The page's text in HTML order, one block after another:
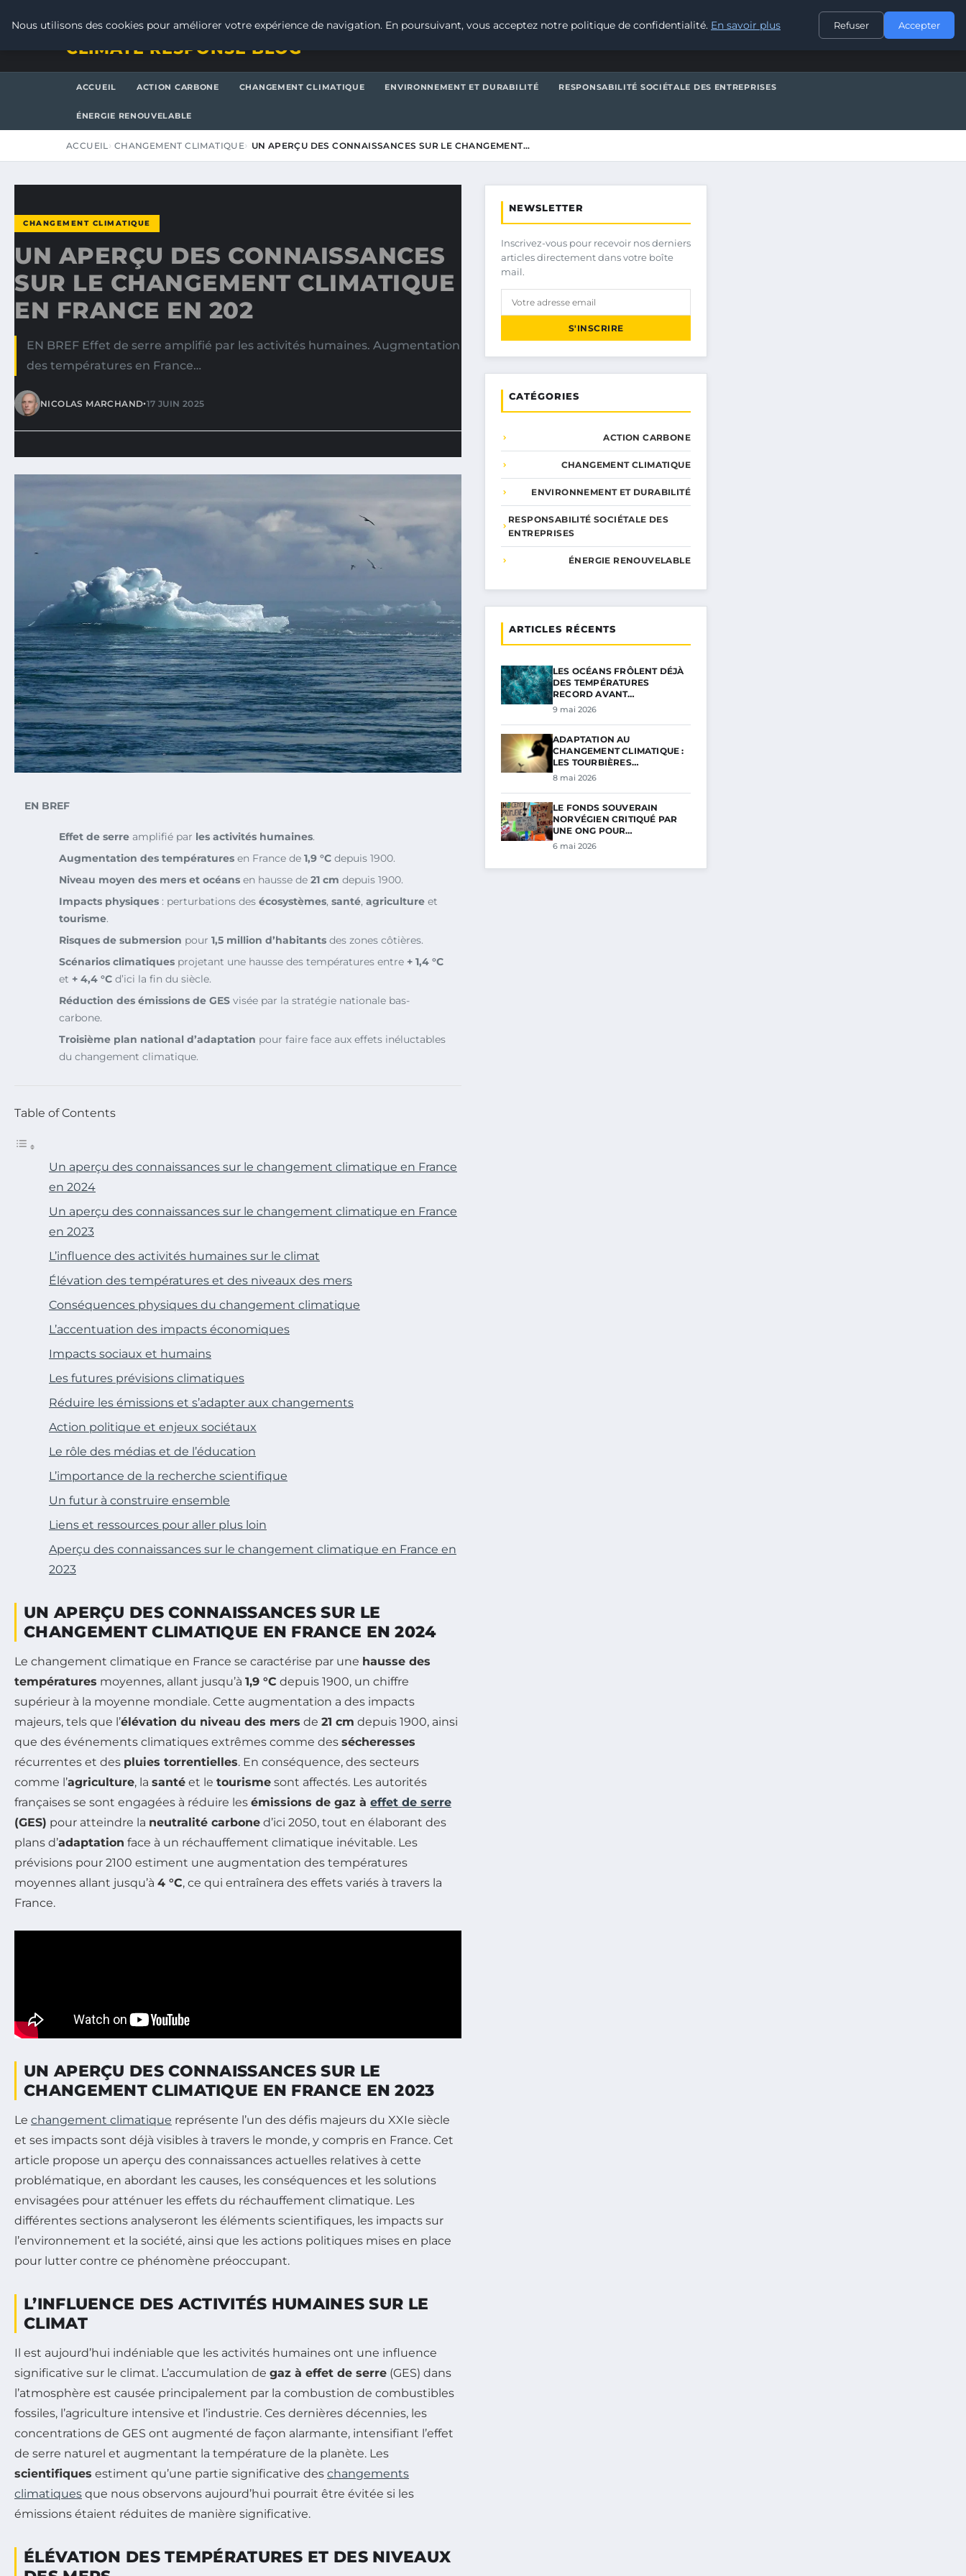
CONTACT
CLIMATE RESPONSE BLOG
ACCUEIL ACTION CARBONE CHANGEMENT CLIMATIQUE ENVIRONNEMENT ET DURABILITÉ RESPONSABILITÉ SOCIÉTALE DES ENTREPRISES
ÉNERGIE RENOUVELABLE
ACCUEIL CHANGEMENT CLIMATIQUE UN APERÇU DES CONNAISSANCES SUR LE CHANGEMENT…
CHANGEMENT CLIMATIQUE
UN APERÇU DES CONNAISSANCES
SUR LE CHANGEMENT CLIMATIQUE
EN FRANCE EN 202
EN BREF Effet de serre amplifié par les activités humaines. Augmentation
des températures en France…
NICOLAS MARCHAND•17 JUIN 2025
EN BREF
Effet de serre amplifié par les activités humaines.
Augmentation des températures en France de 1,9 °C depuis 1900.
Niveau moyen des mers et océans en hausse de 21 cm depuis 1900.
Impacts physiques : perturbations des écosystèmes, santé, agriculture et
tourisme.
Risques de submersion pour 1,5 million d’habitants des zones côtières.
Scénarios climatiques projetant une hausse des températures entre + 1,4 °C
et + 4,4 °C d’ici la fin du siècle.
Réduction des émissions de GES visée par la stratégie nationale bas-
carbone.
Troisième plan national d’adaptation pour faire face aux effets inéluctables
du changement climatique.
Table of Contents
Un aperçu des connaissances sur le changement climatique en France
en 2024
Un aperçu des connaissances sur le changement climatique en France
en 2023
L’influence des activités humaines sur le climat
Élévation des températures et des niveaux des mers
Conséquences physiques du changement climatique
L’accentuation des impacts économiques
Impacts sociaux et humains
Les futures prévisions climatiques
Réduire les émissions et s’adapter aux changements
Action politique et enjeux sociétaux
Le rôle des médias et de l’éducation
L’importance de la recherche scientifique
Un futur à construire ensemble
Liens et ressources pour aller plus loin
Aperçu des connaissances sur le changement climatique en France en
2023
UN APERÇU DES CONNAISSANCES SUR LE
CHANGEMENT CLIMATIQUE EN FRANCE EN 2024
Le changement climatique en France se caractérise par une hausse des
températures moyennes, allant jusqu’à 1,9 °C depuis 1900, un chiffre
supérieur à la moyenne mondiale. Cette augmentation a des impacts
majeurs, tels que l’élévation du niveau des mers de 21 cm depuis 1900, ainsi
que des événements climatiques extrêmes comme des sécheresses
récurrentes et des pluies torrentielles. En conséquence, des secteurs
comme l’agriculture, la santé et le tourisme sont affectés. Les autorités
françaises se sont engagées à réduire les émissions de gaz à effet de serre
(GES) pour atteindre la neutralité carbone d’ici 2050, tout en élaborant des
plans d’adaptation face à un réchauffement climatique inévitable. Les
prévisions pour 2100 estiment une augmentation des températures
moyennes allant jusqu’à 4 °C, ce qui entraînera des effets variés à travers la
France.
UN APERÇU DES CONNAISSANCES SUR LE
CHANGEMENT CLIMATIQUE EN FRANCE EN 2023
Le changement climatique représente l’un des défis majeurs du XXIe siècle
et ses impacts sont déjà visibles à travers le monde, y compris en France. Cet
article propose un aperçu des connaissances actuelles relatives à cette
problématique, en abordant les causes, les conséquences et les solutions
envisagées pour atténuer les effets du réchauffement climatique. Les
différentes sections analyseront les éléments scientifiques, les impacts sur
l’environnement et la société, ainsi que les actions politiques mises en place
pour lutter contre ce phénomène préoccupant.
L’INFLUENCE DES ACTIVITÉS HUMAINES SUR LE
CLIMAT
Il est aujourd’hui indéniable que les activités humaines ont une influence
significative sur le climat. L’accumulation de gaz à effet de serre (GES) dans
l’atmosphère est causée principalement par la combustion de combustibles
fossiles, l’agriculture intensive et l’industrie. Ces dernières décennies, les
concentrations de GES ont augmenté de façon alarmante, intensifiant l’effet
de serre naturel et augmentant la température de la planète. Les
scientifiques estiment qu’une partie significative des changements
climatiques que nous observons aujourd’hui pourrait être évitée si les
émissions étaient réduites de manière significative.
ÉLÉVATION DES TEMPÉRATURES ET DES NIVEAUX
NEWSLETTER
Inscrivez-vous pour recevoir nos derniers
articles directement dans votre boîte
mail.
S'INSCRIRE
CATÉGORIES
ACTION CARBONE
CHANGEMENT CLIMATIQUE
ENVIRONNEMENT ET DURABILITÉ
RESPONSABILITÉ SOCIÉTALE DES
ENTREPRISES
ÉNERGIE RENOUVELABLE
ARTICLES RÉCENTS
LES OCÉANS FRÔLENT DÉJÀ
DES TEMPÉRATURES
RECORD AVANT…
9 mai 2026
ADAPTATION AU
CHANGEMENT CLIMATIQUE :
LES TOURBIÈRES…
8 mai 2026
LE FONDS SOUVERAIN
NORVÉGIEN CRITIQUÉ PAR
UNE ONG POUR…
6 mai 2026
Nous utilisons des cookies pour améliorer votre expérience de navigation. En poursuivant, vous acceptez notre politique de confidentialité. En savoir plus Refuser Accepter